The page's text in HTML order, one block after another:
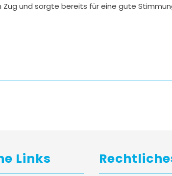
Zug und sorgte bereits für eine gute
Links